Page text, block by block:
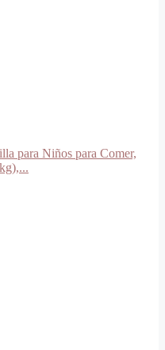
para Niños para Comer,